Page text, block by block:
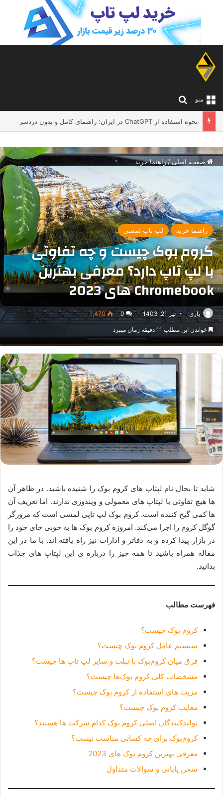
منو
لپ تاپ مناسب معلم ها و اساتید دانشگاه؛ چه مدلی بخریم که تدریس و کار آنلاین را بدون دردسر انجام دهد؟
صفحه اصلی /راهنما خرید
راهنما خرید لپ تاپ لمسی
کروم بوک چیست و چه تفاوتی
با لپ تاپ دارد؟ معرفی بهترین
Chromebook های 2023
یاری تیر 21, 1403 0
1,470
خواندن این مطلب 11 دقیقه زمان میبرد
شاید تا بحال نام لپتاپ های کروم بوک را شنیده باشید. در ظاهر آن
ها هیچ تفاوتی با لپتاپ های معمولی و ویندوزی ندارند. اما تعریف آن
ها کمی گیج کننده است. کروم بوک لپ تاپی لمسی است که مرورگر
گوگل کروم را اجرا می‌کند. امروزه کروم بوک ها به خوبی جای خود را
در بازار پیدا کرده و به دفاتر و ادارات نیز راه یافته اند. با ما در این
مقاله همراه باشید تا همه چیز را درباره ی این لپتاپ های جذاب
بدانید.
فهرست مطالب
کروم بوک چیست؟
سیستم عامل کروم بوک چیست؟
فرق میان کروم‌بوک با تبلت و سایر لپ تاپ ها چیست؟
مشخصات کلی کروم بوک‌‌ها چیست؟
مزیت های استفاده از کروم بوک چیست؟
معایب کروم بوک چیست؟
تولیدکنندگان اصلی کروم بوک کدام شرکت ها هستند؟
کروم‌بوک برای چه کسانی مناسب نیست؟
معرفی بهترین کروم بوک های 2023
سخن پایانی و سوالات متداول